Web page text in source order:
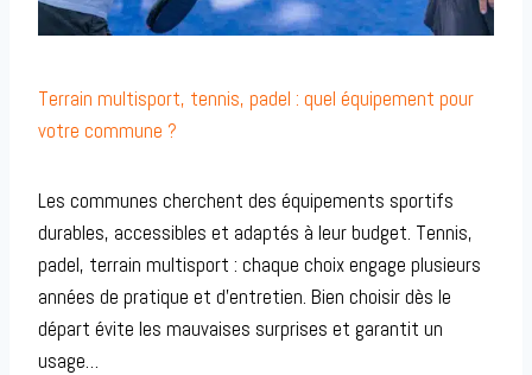
Terrain multisport, tennis, padel : quel équipement pour
votre commune ?
Les communes cherchent des équipements sportifs
durables, accessibles et adaptés à leur budget. Tennis,
padel, terrain multisport : chaque choix engage plusieurs
années de pratique et d’entretien. Bien choisir dès le
départ évite les mauvaises surprises et garantit un
usage…